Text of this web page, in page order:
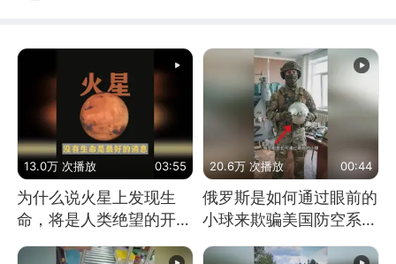
13.0万 次播放 03:55
为什么说火星上发现生
命，将是人类绝望的开
始？
20.6万 次播放 00:44
俄罗斯是如何通过眼前的
小球来欺骗美国防空系统
的